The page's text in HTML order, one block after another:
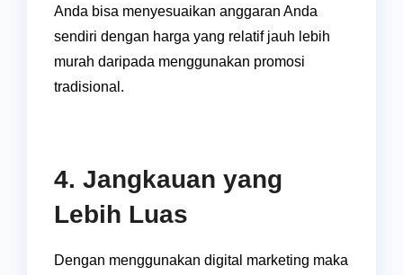
Anda bisa menyesuaikan anggaran Anda
sendiri dengan harga yang relatif jauh lebih
murah daripada menggunakan promosi
tradisional.
4. Jangkauan yang
Lebih Luas
Dengan menggunakan digital marketing maka